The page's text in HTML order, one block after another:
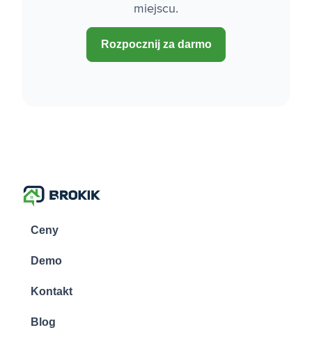
miejscu.
Rozpocznij za darmo
Ceny
Demo
Kontakt
Blog